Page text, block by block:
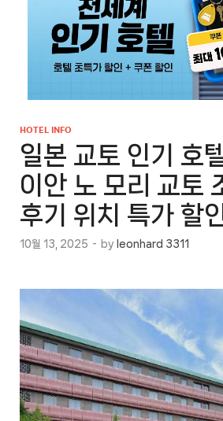
HOTEL INFO
일본 교토 인기 호
이안 노 모리 교토
후기 위치 특가 할
10월 13, 2025 - by leonhard 3311